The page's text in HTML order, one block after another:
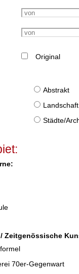
Original
Abstrakt
Landschaft
Städte/
Zeitgenössische
70er-Gegenwart